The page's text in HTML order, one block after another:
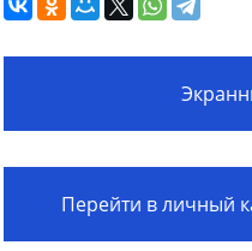
Перейти в личный